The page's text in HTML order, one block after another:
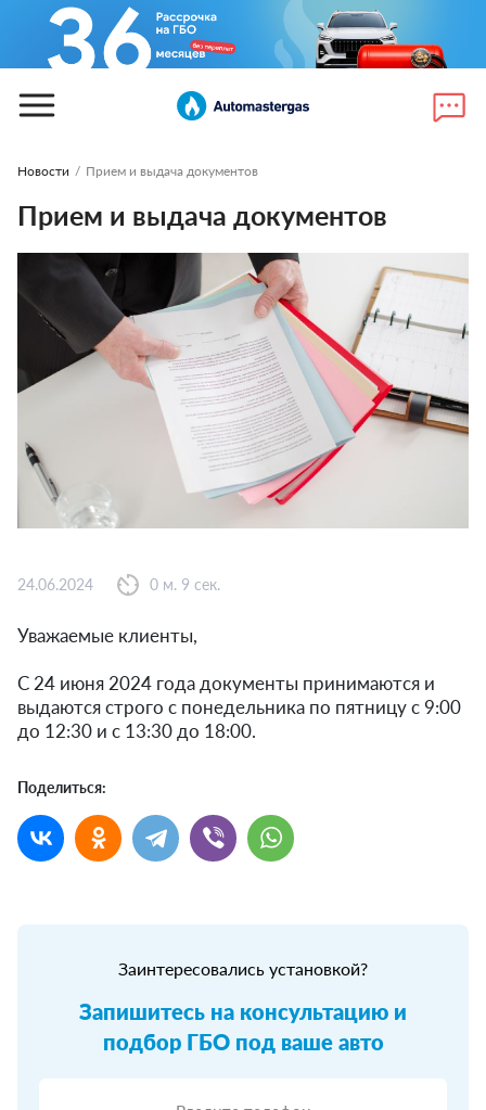
Новости / Прием и выдача документов
Прием и выдача документов
24.06.2024 0 м. 9 сек.
Уважаемые клиенты,
С 24 июня 2024 года документы принимаются и
выдаются строго с понедельника по пятницу с 9:00
до 12:30 и с 13:30 до 18:00.
Поделиться:
Заинтересовались установкой?
Запишитесь на консультацию и
подбор ГБО под ваше авто